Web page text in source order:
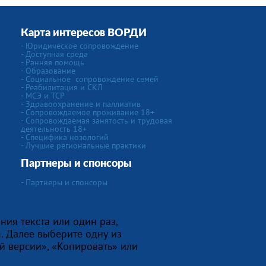
Карта интересов ВОРДИ
- Юридическое сопровождение
- Доступная среда
- Ранняя помощь
- Образование
- Социальное сопровождение семей
- Реабилитация и СКЛ
- МСЭ и ТСР
- Здравоохранение и паллиатив
- Сопровождаемое проживание 18+
- Сопровождаемая занятость и трудовая
деятельность 18+
- Специфика нозологий
- Лучшие региональные практики
Партнеры и спонсоры
- Партнеры и спонсоры
текста или один раз,
Далее выберите одну из
«Копировать» или